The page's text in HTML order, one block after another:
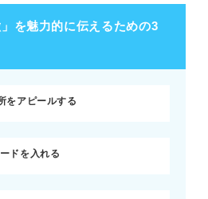
を魅力的に伝えるための3
をアピールする
ドを入れる